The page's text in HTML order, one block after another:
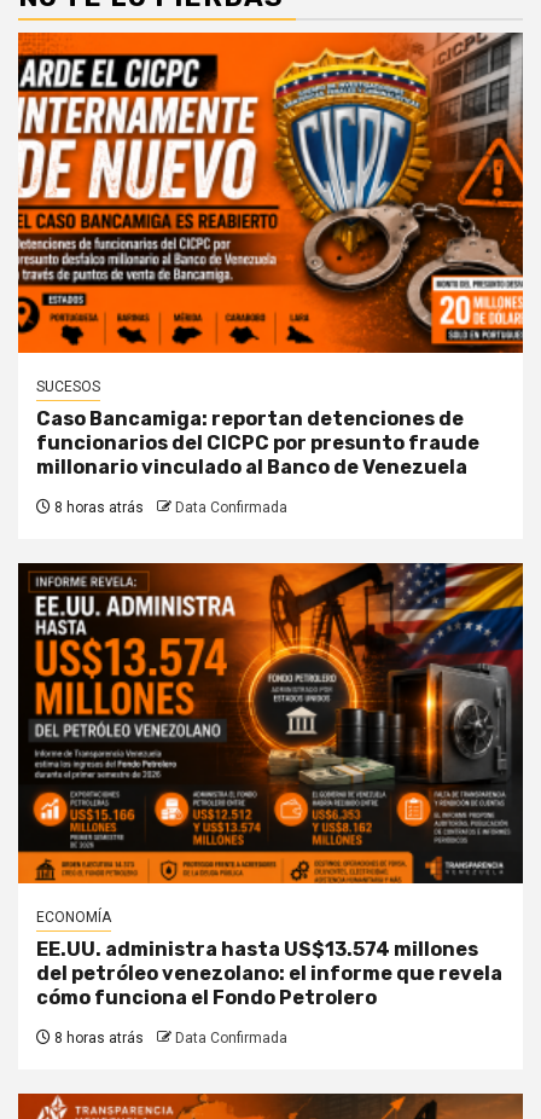
SUCESOS
Caso Bancamiga: reportan detenciones de
funcionarios del CICPC por presunto fraude
millonario vinculado al Banco de Venezuela
8 horas atrás Data Confirmada
ECONOMÍA
EE.UU. administra hasta US$13.574 millones
del petróleo venezolano: el informe que revela
cómo funciona el Fondo Petrolero
8 horas atrás Data Confirmada